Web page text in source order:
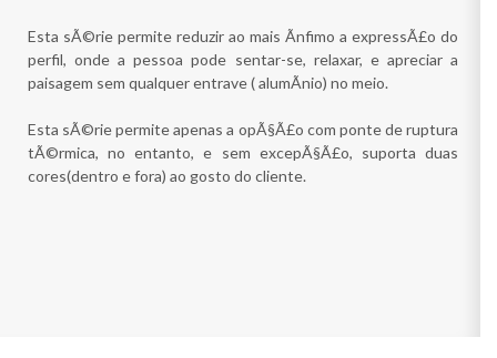
Esta sÃ©rie permite reduzir ao mais Ã­nfimo a expressÃ£o do
perfil, onde a pessoa pode sentar-se, relaxar, e apreciar a
paisagem sem qualquer entrave ( alumÃ­nio) no meio.
Esta sÃ©rie permite apenas a opÃ§Ã£o com ponte de ruptura
tÃ©rmica, no entanto, e sem excepÃ§Ã£o, suporta duas
cores(dentro e fora) ao gosto do cliente.